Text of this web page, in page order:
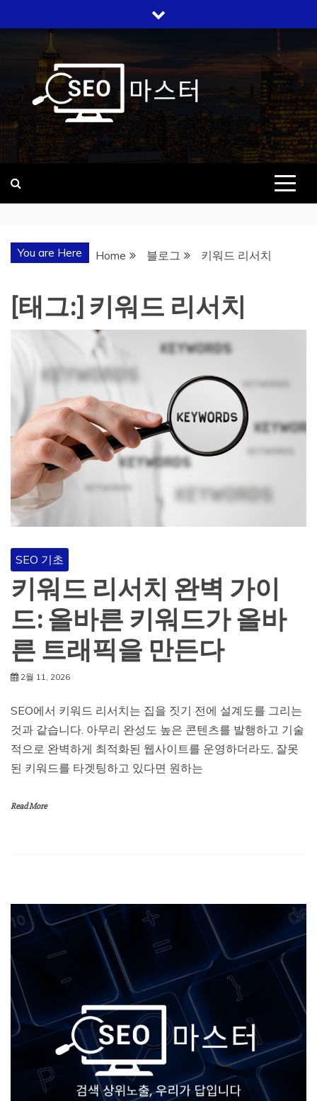
to
SEO 마스터
검색 상위노출, 우리가 답입니다
You are Here Home 블로그 키워드 리서치
[태그:] 키워드 리서치
SEO 기초
키워드 리서치 완벽 가이
드: 올바른 키워드가 올바
른 트래픽을 만든다
2월 11, 2026
SEO에서 키워드 리서치는 집을 짓기 전에 설계도를 그리는
것과 같습니다. 아무리 완성도 높은 콘텐츠를 발행하고 기술
적으로 완벽하게 최적화된 웹사이트를 운영하더라도, 잘못
된 키워드를 타겟팅하고 있다면 원하는
Read More